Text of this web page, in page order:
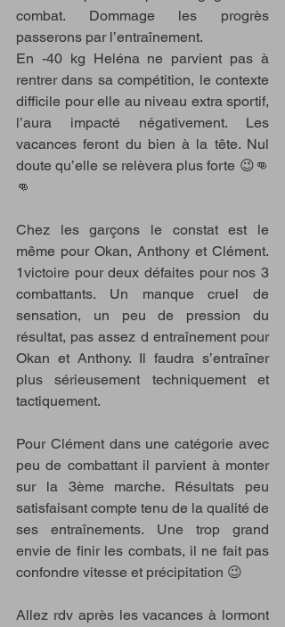
combat. Dommage les progrès
passerons par l’entraînement.
En -40 kg Heléna ne parvient pas à
rentrer dans sa compétition, le contexte
difficile pour elle au niveau extra sportif,
l’aura impacté négativement. Les
vacances feront du bien à la tête. Nul
doute qu’elle se relèvera plus forte 😉👊
👊
Chez les garçons le constat est le
même pour Okan, Anthony et Clément.
1victoire pour deux défaites pour nos 3
combattants. Un manque cruel de
sensation, un peu de pression du
résultat, pas assez d entraînement pour
Okan et Anthony. Il faudra s’entraîner
plus sérieusement techniquement et
tactiquement.
Pour Clément dans une catégorie avec
peu de combattant il parvient à monter
sur la 3ème marche. Résultats peu
satisfaisant compte tenu de la qualité de
ses entraînements. Une trop grand
envie de finir les combats, il ne fait pas
confondre vitesse et précipitation 😉
Allez rdv après les vacances à lormont